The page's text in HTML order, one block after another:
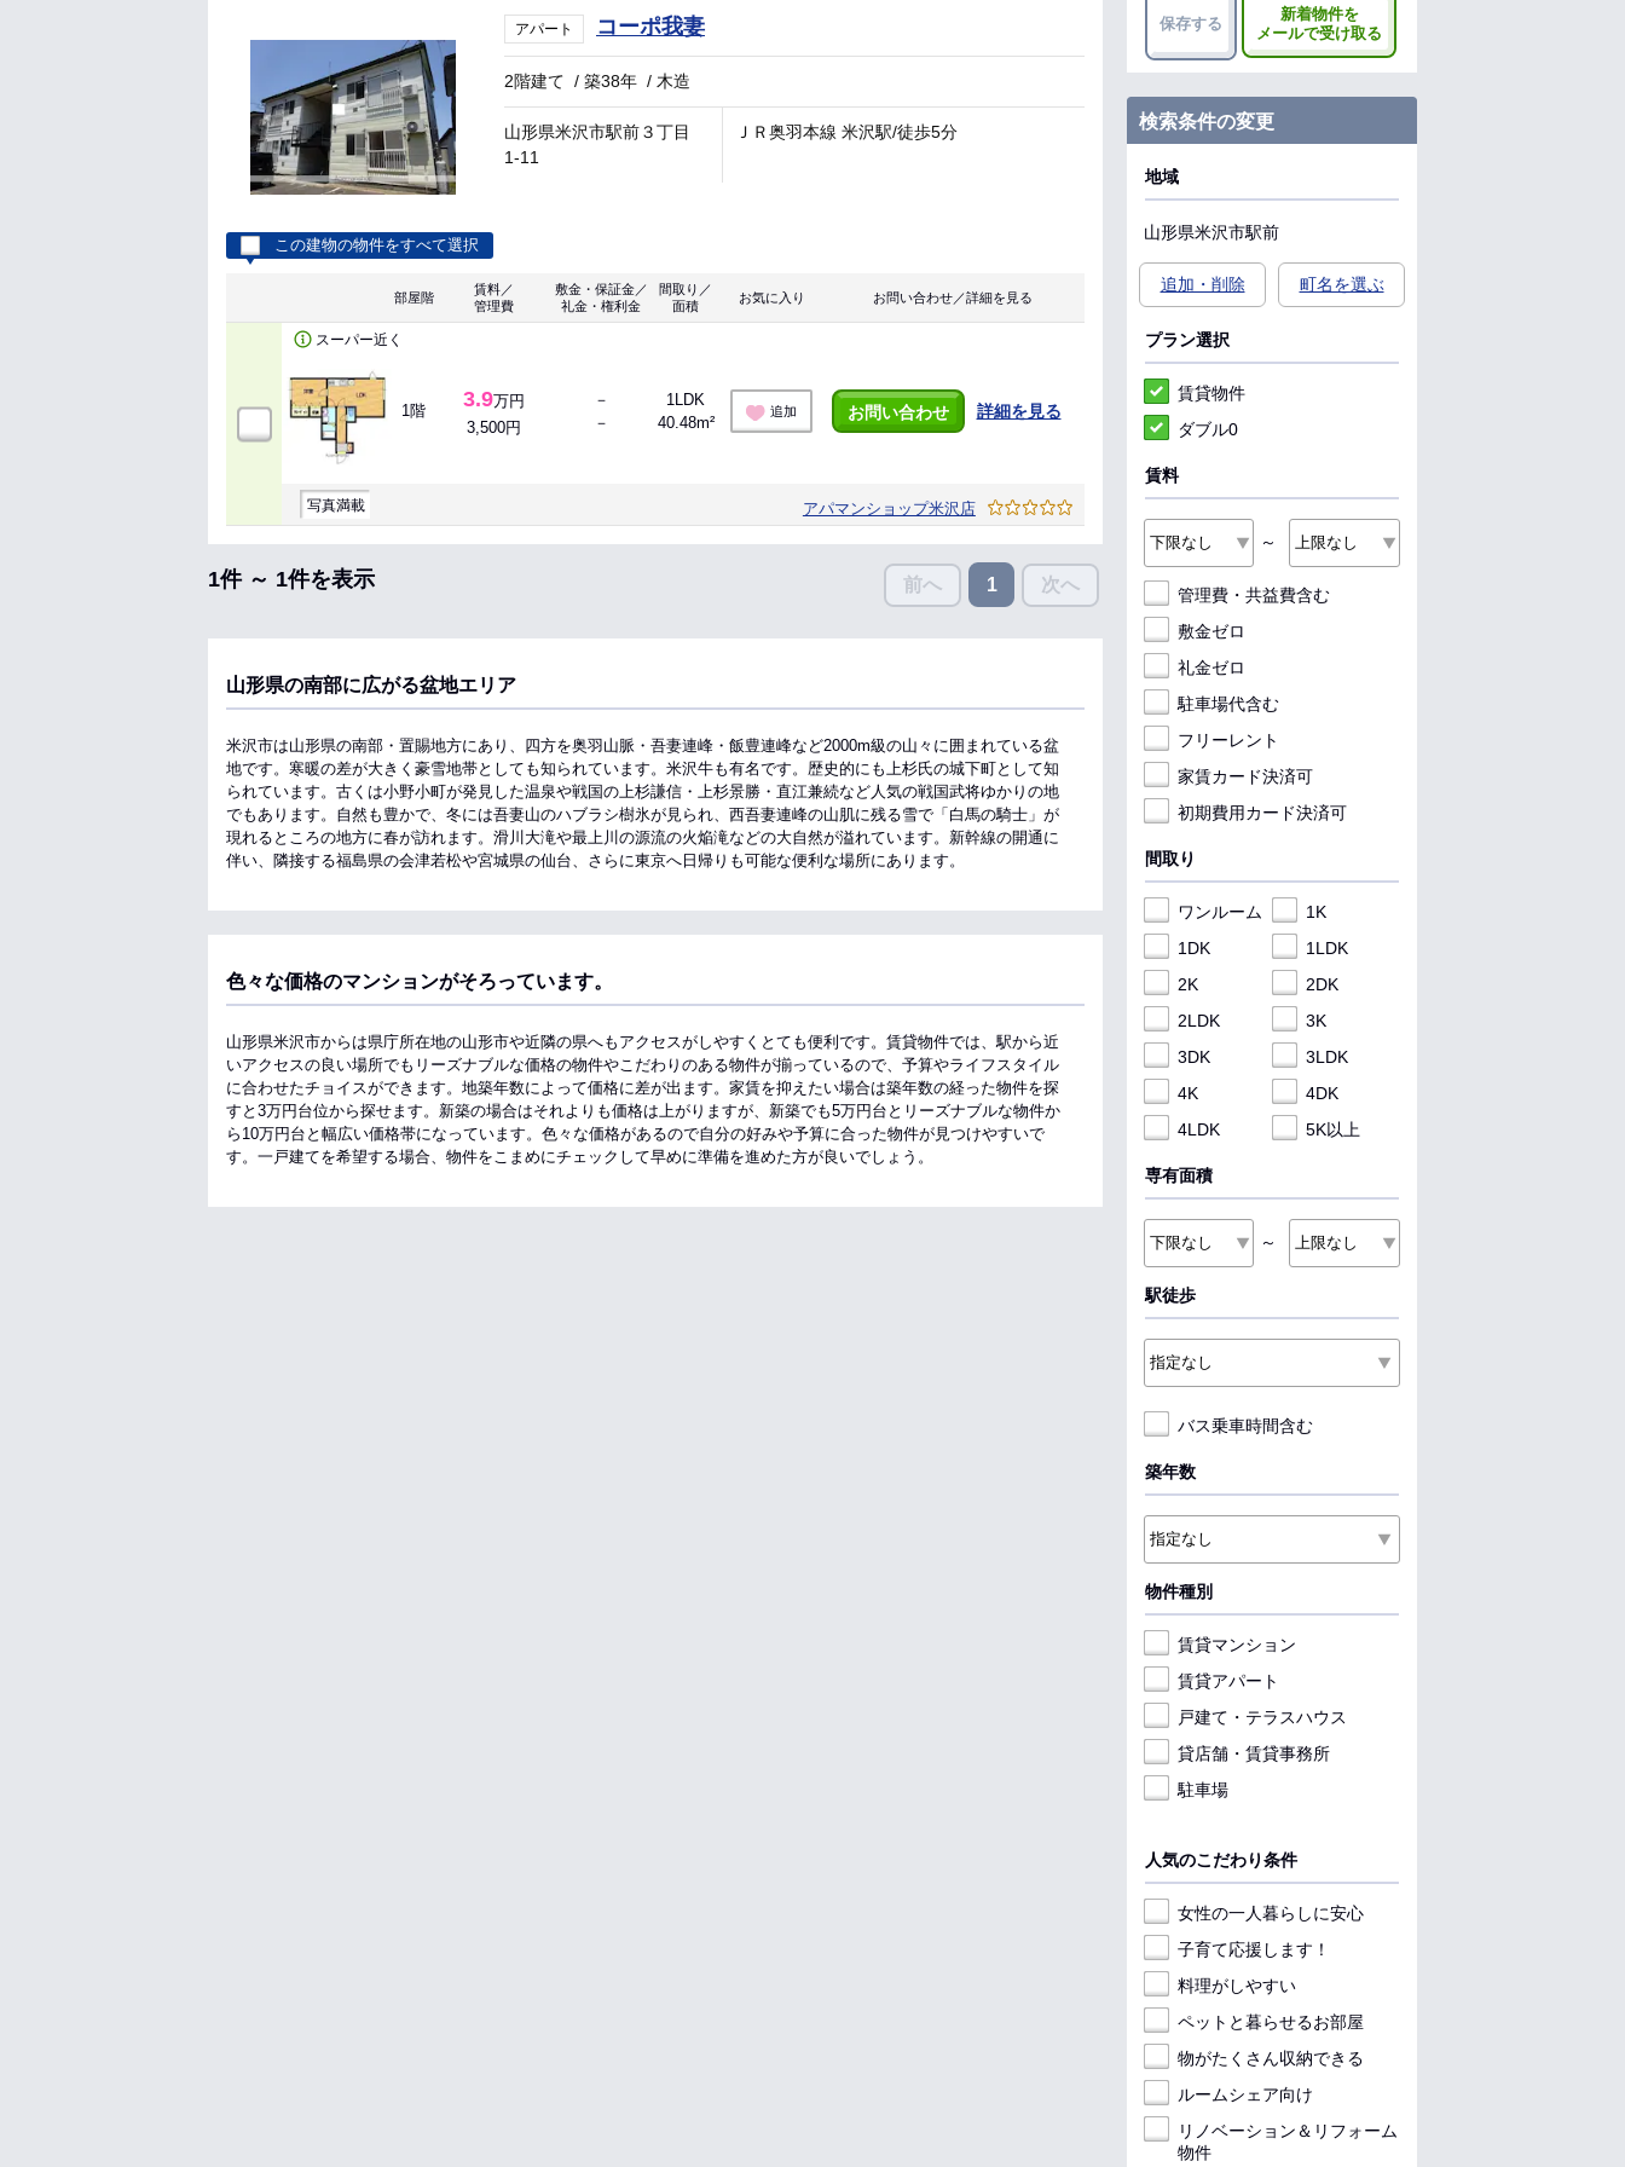
アパート コーポ我妻
2階建て /築38年 / 木造
山形県米沢市駅前３丁目
1-11
ＪＲ奥羽本線 米沢駅/徒歩5分
この建物の物件をすべて選択
部屋階
賃料／
管理費
敷金・保証金／
礼金・権利金
間取り／
面積
お気に入り お問い合わせ／詳細を見る
スーパー近く
1階 3.9万円
3,500円
－
－
1LDK
40.48m²
追加 お問い合わせ 詳細を見る
写真満載 アパマンショップ米沢店
1件 ～ 1件を表示 前へ 1 次へ
山形県の南部に広がる盆地エリア
米沢市は山形県の南部・置賜地方にあり、四方を奥羽山脈・吾妻連峰・飯豊連峰など2000m級の山々に囲まれている盆
地です。寒暖の差が大きく豪雪地帯としても知られています。米沢牛も有名です。歴史的にも上杉氏の城下町として知
られています。古くは小野小町が発見した温泉や戦国の上杉謙信・上杉景勝・直江兼続など人気の戦国武将ゆかりの地
でもあります。自然も豊かで、冬には吾妻山のハブラシ樹氷が見られ、西吾妻連峰の山肌に残る雪で「白馬の騎士」が
現れるところの地方に春が訪れます。滑川大滝や最上川の源流の火焔滝などの大自然が溢れています。新幹線の開通に
伴い、隣接する福島県の会津若松や宮城県の仙台、さらに東京へ日帰りも可能な便利な場所にあります。
色々な価格のマンションがそろっています。
山形県米沢市からは県庁所在地の山形市や近隣の県へもアクセスがしやすくとても便利です。賃貸物件では、駅から近
いアクセスの良い場所でもリーズナブルな価格の物件やこだわりのある物件が揃っているので、予算やライフスタイル
に合わせたチョイスができます。地築年数によって価格に差が出ます。家賃を抑えたい場合は築年数の経った物件を探
すと3万円台位から探せます。新築の場合はそれよりも価格は上がりますが、新築でも5万円台とリーズナブルな物件か
ら10万円台と幅広い価格帯になっています。色々な価格があるので自分の好みや予算に合った物件が見つけやすいで
す。一戸建てを希望する場合、物件をこまめにチェックして早めに準備を進めた方が良いでしょう。
保存する
新着物件を
メールで受け取る
検索条件の変更
地域
山形県米沢市駅前
追加・削除 町名を選ぶ
プラン選択
賃貸物件
ダブル0
賃料
～
管理費・共益費含む
敷金ゼロ
礼金ゼロ
駐車場代含む
フリーレント
家賃カード決済可
初期費用カード決済可
間取り
ワンルーム
1K
1DK
1LDK
2K
2DK
2LDK
3K
3DK
3LDK
4K
4DK
4LDK
5K以上
専有面積
～
駅徒歩
バス乗車時間含む
築年数
物件種別
賃貸マンション
賃貸アパート
戸建て・テラスハウス
貸店舗・賃貸事務所
駐車場
人気のこだわり条件
女性の一人暮らしに安心
子育て応援します！
料理がしやすい
ペットと暮らせるお部屋
物がたくさん収納できる
ルームシェア向け
リノベーション＆リフォーム
物件